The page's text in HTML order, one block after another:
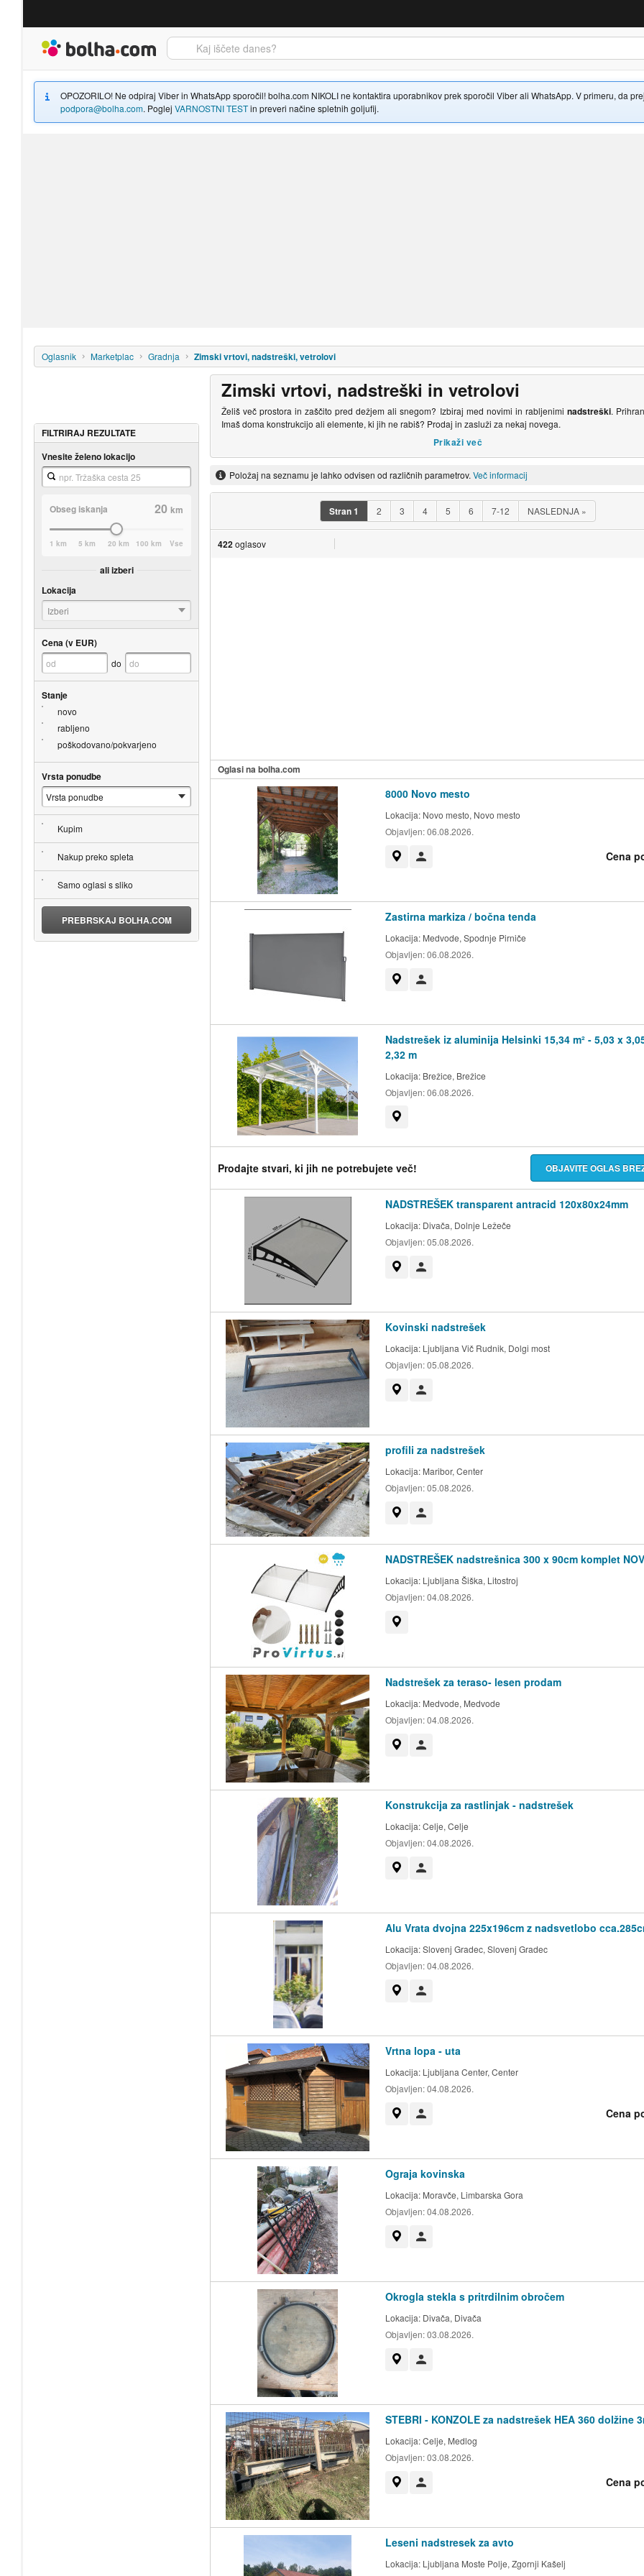
OPOZORILO! Ne odpiraj Viber in WhatsApp sporočil! bolha.com NIKOLI ne kontaktira uporabnikov prek sporočil Viber ali WhatsApp. V primeru, da
podpora@bolha.com. Poglej VARNOSTNI TESTin preveri načine spletnih goljufij.
Oglasnik Marketplac Gradnja Zimski vrtovi, nadstreški, vetrolovi
Zimski vrtovi, nadstreški in vetrolovi
Želiš več prostora in zaščito pred dežjem ali snegom? Izbiraj med novimi in rabljenimi nadstreški.
Imaš doma konstrukcijo ali elemente, ki jih ne rabiš? Prodaj in zasluži za nekaj novega.
Položaj na seznamu je lahko odvisen od različnih parametrov. Več informacij
Stran1 2 3 4 5 6 7-12 NASLEDNJA »
422oglasov
Oglasi na bolha.com
8000 Novo mesto
Lokacija: Novo mesto, Novo mesto
Objavljen:06.08.2026.
Cena
Zastirna markiza / bočna tenda
Lokacija: Medvode, Spodnje Pirniče
Objavljen:06.08.2026.
Nadstrešek iz aluminija Helsinki 15,34 m² - 5,03 x
2,32 m
Lokacija: Brežice, Brežice
Objavljen:06.08.2026.
Prodajte stvari, ki jih ne potrebujete več! OBJAVITE OGLAS
NADSTREŠEK transparent antracid 120x80x24mm
Lokacija: Divača, Dolnje Ležeče
Objavljen:05.08.2026.
Kovinski nadstrešek
Lokacija: Ljubljana Vič Rudnik, Dolgi most
Objavljen:05.08.2026.
profili za nadstrešek
Lokacija: Maribor, Center
Objavljen:05.08.2026.
NADSTREŠEK nadstrešnica 300 x 90cm komplet
Lokacija: Ljubljana Šiška, Litostroj
Objavljen:04.08.2026.
Nadstrešek za teraso- lesen prodam
Lokacija: Medvode, Medvode
Objavljen:04.08.2026.
Konstrukcija za rastlinjak - nadstrešek
Lokacija:Celje, Celje
Objavljen:04.08.2026.
Alu Vrata dvojna 225x196cm z nadsvetlobo
Lokacija:Slovenj Gradec, Slovenj Gradec
Objavljen:04.08.2026.
Vrtna lopa - uta
Lokacija: Ljubljana Center, Center
Objavljen:04.08.2026.
Cena
Ograja kovinska
Lokacija: Moravče, Limbarska Gora
Objavljen:04.08.2026.
Okrogla stekla s pritrdilnim obročem
Lokacija: Divača, Divača
Objavljen:03.08.2026.
STEBRI - KONZOLE za nadstrešek HEA 360 dolžine
Lokacija:Celje, Medlog
Objavljen:03.08.2026.
Cena
Leseni nadstresek za avto
Lokacija: Ljubljana Moste Polje, Zgornji Kašelj
FILTRIRAJ REZULTATE
Vnesite želeno lokacijo
Obseg iskanja 20km
1 km 5 km 20 km 100 km Vse
ali izberi
Lokacija
Izberi
Cena (v EUR)
do
Stanje
novo
rabljeno
poškodovano/pokvarjeno
Vrsta ponudbe
Kupim
Nakup preko spleta
Samo oglasi s sliko
PREBRSKAJ BOLHA.COM